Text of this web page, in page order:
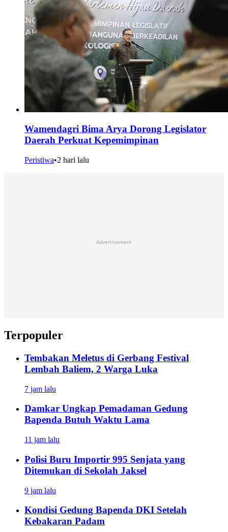
Wamendagri Bima Arya Dorong Legislator
Daerah Perkuat Kepemimpinan
Peristiwa•2 hari lalu
Advertisement
Terpopuler
Tembakan Meletus di Gerbang Festival
Lembah Baliem, 2 Warga Luka
7 jam lalu
Damkar Ungkap Pemadaman Gedung
Bapenda Butuh Waktu Lama
11 jam lalu
Polisi Buru Importir 995 Senjata yang
Ditemukan di Sekolah Jaksel
9 jam lalu
Kondisi Gedung Bapenda DKI Setelah
Kebakaran Padam